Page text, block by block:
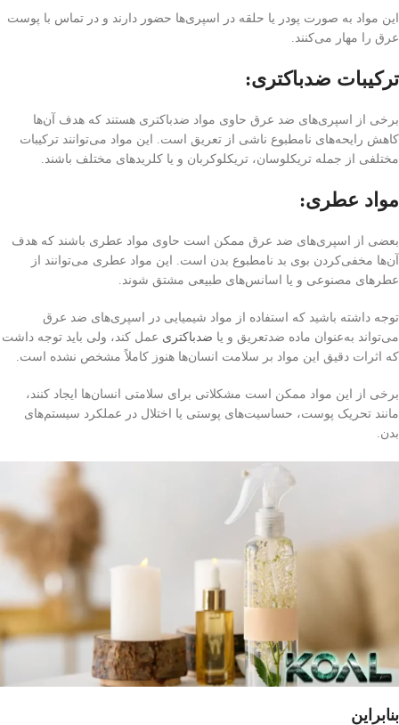
این مواد به صورت پودر یا حلقه در اسپری‌ها حضور دارند و در تماس با پوست
عرق را مهار می‌کنند.
ترکیبات ضد‌باکتری:
برخی از اسپری‌های ضد عرق حاوی مواد ضد‌باکتری هستند که هدف آن‌ها
کاهش رایحه‌های نامطبوع ناشی از تعریق است. این مواد می‌توانند ترکیبات
مختلفی از جمله تریکلوسان، تریکلوکربان و یا کلرید‌های مختلف باشند.
مواد عطری:
بعضی از اسپری‌های ضد عرق ممکن است حاوی مواد عطری باشند که هدف
آن‌ها مخفی‌کردن بوی بد نامطبوع بدن است. این مواد عطری می‌توانند از
عطرهای مصنوعی و یا اسانس‌های طبیعی مشتق شوند.
توجه داشته باشید که استفاده از مواد شیمیایی در اسپری‌های ضد عرق
می‌تواند به‌عنوان ماده ضد‌تعریق و یا ضد‌باکتری عمل کند، ولی باید توجه داشت
که اثرات دقیق این مواد بر سلامت انسان‌ها هنوز کاملاً مشخص نشده است.
برخی از این مواد ممکن است مشکلاتی برای سلامتی انسان‌ها ایجاد کنند،
مانند تحریک پوست، حساسیت‌های پوستی یا اختلال در عملکرد سیستم‌های
بدن.
بنابراین